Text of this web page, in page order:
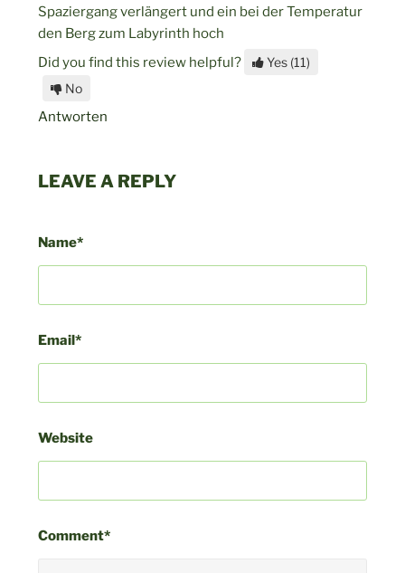
Spaziergang verlängert und ein bei der Temperatur
den Berg zum Labyrinth hoch
Did you find this review helpful?
Yes (11)
No
Antworten
LEAVE A REPLY
Name*
Email*
Website
Comment*